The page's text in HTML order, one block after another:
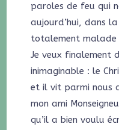
paroles de feu qui
aujourd’hui, dans
totalement malade
Je veux finalement
inimaginable : le
et il vit parmi nous
mon ami
qu’il a bien voulu